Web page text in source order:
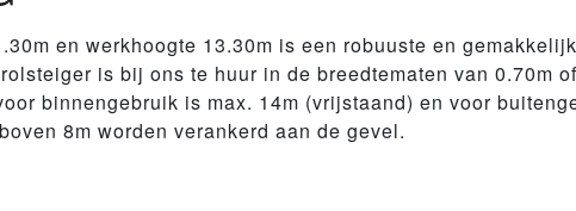
en werkhoogte 13.30m is een robuuste en
is bij ons te huur in de breedtematen van 0.70m
binnengebruik is max. 14m (vrijstaand) en voor
8m worden verankerd aan de gevel.